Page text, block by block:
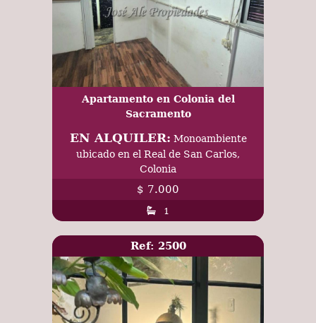
Apartamento en Colonia del
Sacramento
EN ALQUILER: Monoambiente
ubicado en el Real de San Carlos,
Colonia
$ 7.000
1
Ref: 2500